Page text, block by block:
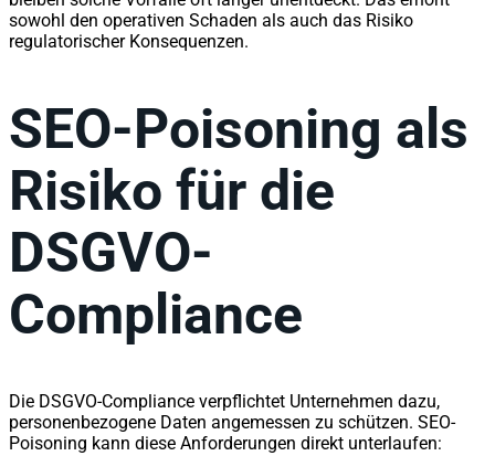
sowohl den operativen Schaden als auch das Risiko
regulatorischer Konsequenzen.
SEO-Poisoning als
Risiko für die
DSGVO-
Compliance
Die DSGVO-Compliance verpflichtet Unternehmen dazu,
personenbezogene Daten angemessen zu schützen. SEO-
Poisoning kann diese Anforderungen direkt unterlaufen: